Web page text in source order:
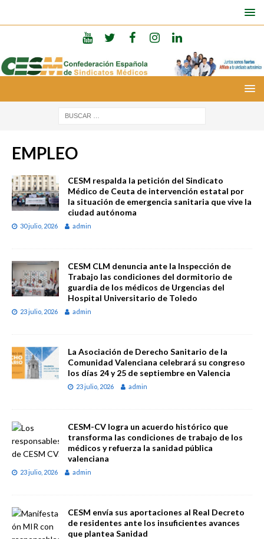
EMPLEO
CESM respalda la petición del Sindicato
Médico de Ceuta de intervención estatal por
la situación de emergencia sanitaria que vive la
ciudad autónoma
30 julio, 2026 admin
CESM CLM denuncia ante la Inspección de
Trabajo las condiciones del dormitorio de
guardia de los médicos de Urgencias del
Hospital Universitario de Toledo
23 julio, 2026 admin
La Asociación de Derecho Sanitario de la
Comunidad Valenciana celebrará su congreso
los días 24 y 25 de septiembre en Valencia
23 julio, 2026 admin
CESM-CV logra un acuerdo histórico que
transforma las condiciones de trabajo de los
médicos y refuerza la sanidad pública
valenciana
23 julio, 2026 admin
CESM envía sus aportaciones al Real Decreto
de residentes ante los insuficientes avances
que plantea Sanidad